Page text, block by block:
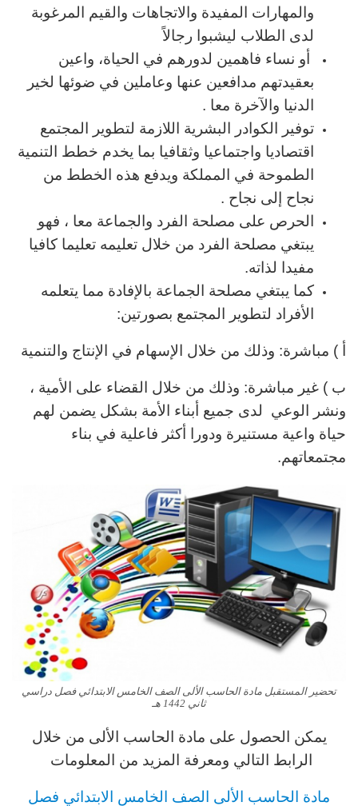
والمهارات المفيدة والاتجاهات والقيم المرغوبة
لدى الطلاب ليشبوا رجالاً
أو نساء فاهمين لدورهم في الحياة، واعين
بعقيدتهم مدافعين عنها وعاملين في ضوئها لخير
الدنيا والآخرة معا .
توفير الكوادر البشرية اللازمة لتطوير المجتمع
اقتصاديا واجتماعيا وثقافيا بما يخدم خطط التنمية
الطموحة في المملكة ويدفع هذه الخطط من
نجاح إلى نجاح .
الحرص على مصلحة الفرد والجماعة معا ، فهو
يبتغي مصلحة الفرد من خلال تعليمه تعليما كافيا
مفيدا لذاته.
كما يبتغي مصلحة الجماعة بالإفادة مما يتعلمه
الأفراد لتطوير المجتمع بصورتين:
أ ) مباشرة: وذلك من خلال الإسهام في الإنتاج والتنمية
ب ) غير مباشرة: وذلك من خلال القضاء على الأمية ،
ونشر الوعي لدى جميع أبناء الأمة بشكل يضمن لهم
حياة واعية مستنيرة ودورا أكثر فاعلية في بناء
مجتمعاتهم.
تحضير المستقبل مادة الحاسب الألى الصف الخامس الابتدائي فصل دراسي
ثاني 1442 هـ
يمكن الحصول على مادة الحاسب الألى من خلال
الرابط التالي ومعرفة المزيد من المعلومات
مادة الحاسب الألى الصف الخامس الابتدائي فصل